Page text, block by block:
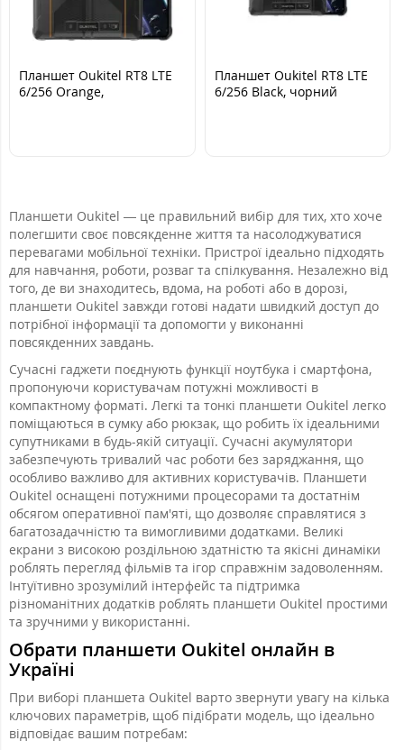
Планшет Oukitel RT8 LTE
6/256 Orange,
Планшет Oukitel RT8 LTE
6/256 Black, чорний
Планшети Oukitel — це правильний вибір для тих, хто хоче
полегшити своє повсякденне життя та насолоджуватися
перевагами мобільної техніки. Пристрої ідеально підходять
для навчання, роботи, розваг та спілкування. Незалежно від
того, де ви знаходитесь, вдома, на роботі або в дорозі,
планшети Oukitel завжди готові надати швидкий доступ до
потрібної інформації та допомогти у виконанні
повсякденних завдань.
Сучасні гаджети поєднують функції ноутбука і смартфона,
пропонуючи користувачам потужні можливості в
компактному форматі. Легкі та тонкі планшети Oukitel легко
поміщаються в сумку або рюкзак, що робить їх ідеальними
супутниками в будь-якій ситуації. Сучасні акумулятори
забезпечують тривалий час роботи без заряджання, що
особливо важливо для активних користувачів. Планшети
Oukitel оснащені потужними процесорами та достатнім
обсягом оперативної пам'яті, що дозволяє справлятися з
багатозадачністю та вимогливими додатками. Великі
екрани з високою роздільною здатністю та якісні динаміки
роблять перегляд фільмів та ігор справжнім задоволенням.
Інтуїтивно зрозумілий інтерфейс та підтримка
різноманітних додатків роблять планшети Oukitel простими
та зручними у використанні.
Обрати планшети Oukitel онлайн в
Україні
При виборі планшета Oukitel варто звернути увагу на кілька
ключових параметрів, щоб підібрати модель, що ідеально
відповідає вашим потребам: